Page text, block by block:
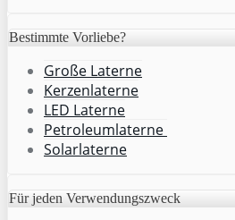
Bestimmte Vorliebe?
Große Laterne
Kerzenlaterne
LED Laterne
Petroleumlaterne
Solarlaterne
Für jeden Verwendungszweck